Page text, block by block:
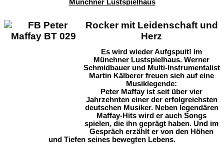
Münchner Lustspielhaus
Rocker mit Leidenschaft und
Herz
Es wird wiederAufgspuit! im
Münchner Lustspielhaus. Werner
Schmidbauer und Multi-Instrumentalist
Martin Kälberer freuen sich auf eine
Musiklegende:
Peter Maffay ist seit über vier
Jahrzehnten einer der erfolgreichsten
deutschen Musiker. Neben legendären
Maffay-Hits wird er auch Songs
spielen, die ihn geprägt haben. Und im
Gespräch erzählt er von den Höhen
und Tiefen seines bewegten Lebens.